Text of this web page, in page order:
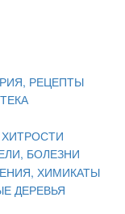
РЕЦЕПТЫ
БОЛЕЗНИ
ХИМИКАТЫ
ДЕРЕВЬЯ